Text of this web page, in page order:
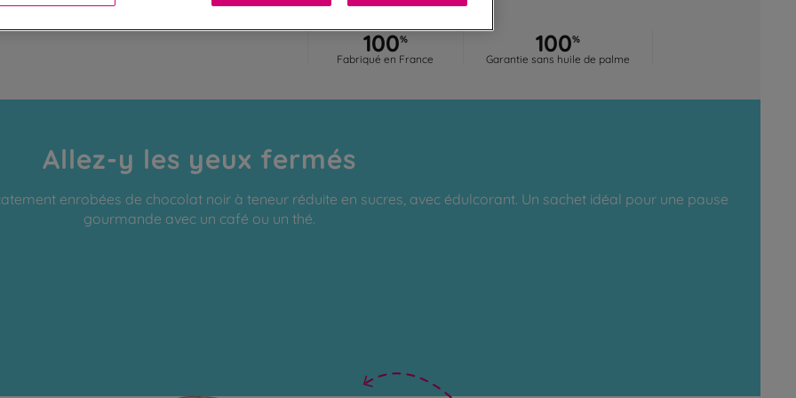
100%
Fabriqué en France 100%
Garantie sans huile de palme
Allez-y les yeux fermés
enrobées de chocolat noir à teneur réduite en sucres, avec édulcorant. Un sachet idéal pour une pause
gourmande avec un café ou un thé.